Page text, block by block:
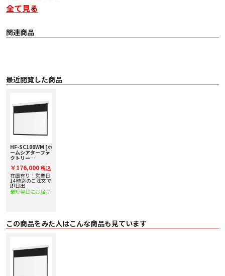
■ 主な仕様
〇 ゲイン ピークゲイン0.95±10％・ハーフゲイン60度以上
〇 サイズ ／ アスペクト比 100インチ／16：9
〇 製品全幅（W） 2,395mm（BOX高さ105mm×奥行94.5mm）
〇 製品全高（H） 2,300mm
〇 付属品 カード型赤外線リモコン／マウントブラケット／L型壁面取付金具
〇 保証期間 購入から1年間
全て見る
関連商品
最近閲覧した商品
HF-SC100WM [ホ
ームシアターファ
クトリー
avac] 電動スクリ
ーン 【100イン
チ】
￥176,000 税込
在庫有り！営業日
14時迄のご注文で
即日出
最短翌日にお届け
この商品をみた人はこんな商品も見ています